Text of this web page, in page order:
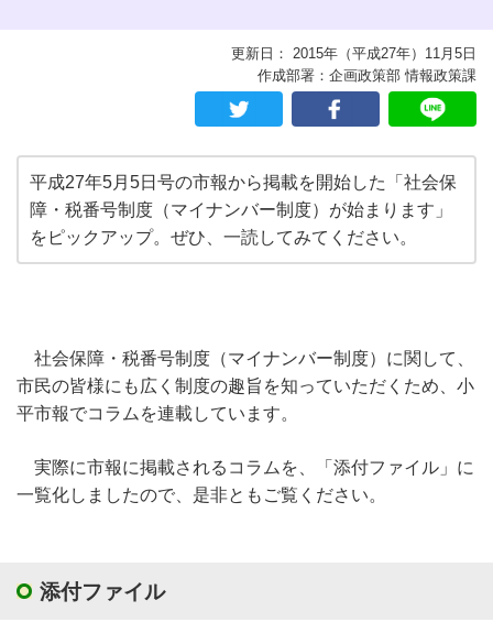
更新日： 2015年（平成27年）11月5日
作成部署：企画政策部 情報政策課
平成27年5月5日号の市報から掲載を開始した「社会保
障・税番号制度（マイナンバー制度）が始まります」
をピックアップ。ぜひ、一読してみてください。
社会保障・税番号制度（マイナンバー制度）に関して、
市民の皆様にも広く制度の趣旨を知っていただくため、小
平市報でコラムを連載しています。
実際に市報に掲載されるコラムを、「添付ファイル」に
一覧化しましたので、是非ともご覧ください。
添付ファイル